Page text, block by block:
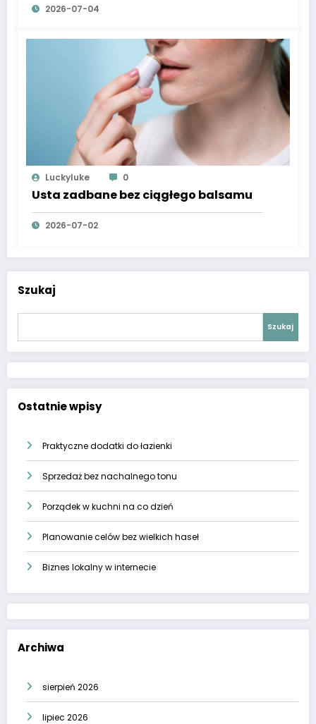
2026-07-04
Luckyluke 0
Usta zadbane bez ciągłego balsamu
2026-07-02
Szukaj
Szukaj
Ostatnie wpisy
Praktyczne dodatki do łazienki
Sprzedaż bez nachalnego tonu
Porządek w kuchni na co dzień
Planowanie celów bez wielkich haseł
Biznes lokalny w internecie
Archiwa
sierpień 2026
lipiec 2026